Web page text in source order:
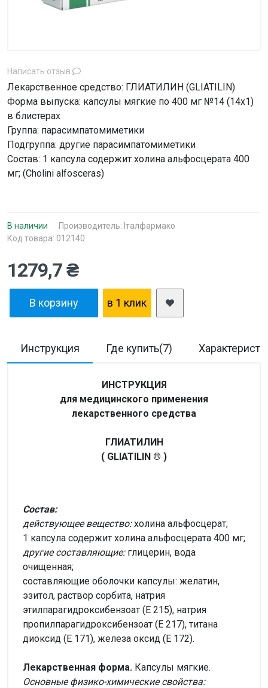
Написать отзыв
Лекарственное средство: ГЛИАТИЛИН (GLIATILIN)
Форма выпуска: капсулы мягкие по 400 мг №14 (14х1)
в блистерах
Группа: парасимпатомиметики
Подгруппа: другие парасимпатомиметики
Состав: 1 капсула содержит холина альфосцерата 400
мг; (Cholini alfosceras)
В наличии Производитель: Італфармако
Код товара: 012140
1279,7 ₴
В корзину в 1 клик
Инструкция Где купить(7)
ИНСТРУКЦИЯ
для медицинского применения
лекарственного средства
ГЛИАТИЛИН
( GLIATILIN ® )
Состав:
действующее вещество:холина альфосцерат;
1 капсула содержит холина альфосцерата 400 мг;
другие составляющие:глицерин, вода
очищенная;
составляющие оболочки капсулы: желатин,
эзитол, раствор сорбита, натрия
этилпарагидроксибензоат (Е 215), натрия
пропилпарагидроксибензоат (Е 217), титана
диоксид (Е 171), железа оксид (Е 172).
Лекарственная форма. Капсулы мягкие.
Основные физико-химические свойства: